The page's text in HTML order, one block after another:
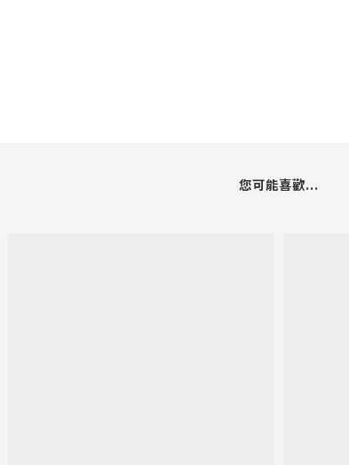
您可能喜歡...